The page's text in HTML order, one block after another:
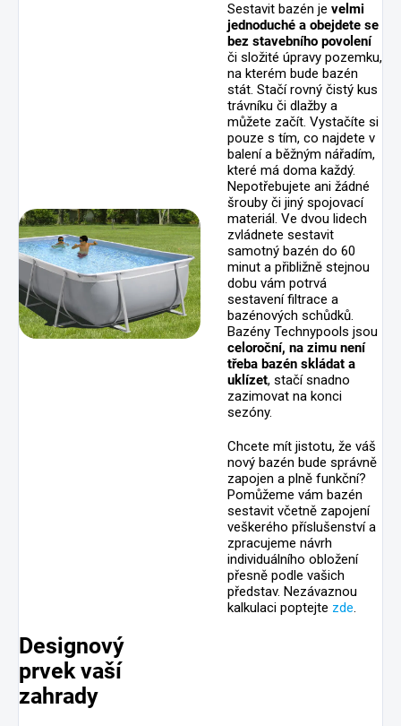
Sestavit bazén je velmi
jednoduché a obejdete se
bez stavebního povolení
či složité úpravy pozemku,
na kterém bude bazén
stát. Stačí rovný čistý kus
trávníku či dlažby a
můžete začít. Vystačíte si
pouze s tím, co najdete v
balení a běžným nářadím,
které má doma každý.
Nepotřebujete ani žádné
šrouby či jiný spojovací
materiál. Ve dvou lidech
zvládnete sestavit
samotný bazén do 60
minut a přibližně stejnou
dobu vám potrvá
sestavení filtrace a
bazénových schůdků.
Bazény Technypools jsou
celoroční, na zimu není
třeba bazén skládat a
uklízet, stačí snadno
zazimovat na konci
sezóny.
Chcete mít jistotu, že váš
nový bazén bude správně
zapojen a plně funkční?
Pomůžeme vám bazén
sestavit včetně zapojení
veškerého příslušenství a
zpracujeme návrh
individuálního obložení
přesně podle vašich
představ. Nezávaznou
kalkulaci poptejte zde.
Designový
prvek vaší
zahrady